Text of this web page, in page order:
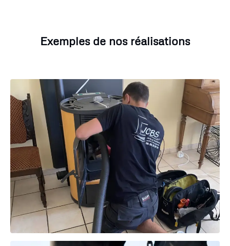
Exemples de nos réalisations